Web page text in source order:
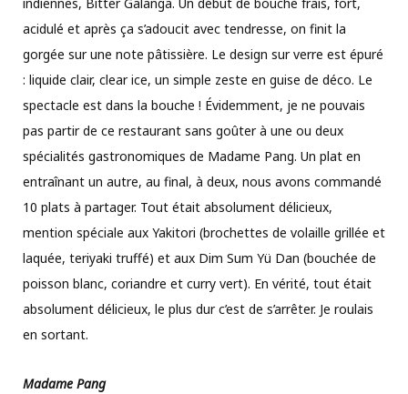
acidulé et après ça s’adoucit avec tendresse, on finit la
gorgée sur une note pâtissière. Le design sur verre est épuré
: liquide clair, clear ice, un simple zeste en guise de déco. Le
spectacle est dans la bouche ! Évidemment, je ne pouvais
pas partir de ce restaurant sans goûter à une ou deux
spécialités gastronomiques de Madame Pang. Un plat en
entraînant un autre, au final, à deux, nous avons commandé
10 plats à partager. Tout était absolument délicieux,
mention spéciale aux Yakitori (brochettes de volaille grillée et
laquée, teriyaki truffé) et aux Dim Sum Yü Dan (bouchée de
poisson blanc, coriandre et curry vert). En vérité, tout était
absolument délicieux, le plus dur c’est de s’arrêter. Je roulais
en sortant.
Madame Pang